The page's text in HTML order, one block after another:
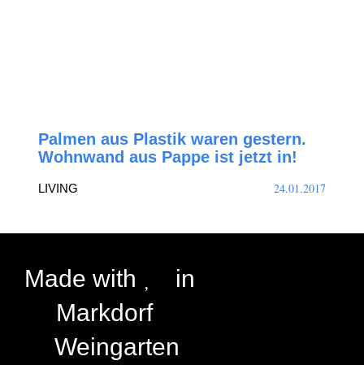
Palmen aus Plastik waren gestern.
Wohnwand aus Pappe ist jetzt in!
LIVING 24.01.2017
Made with
in
Markdorf
Weingarten